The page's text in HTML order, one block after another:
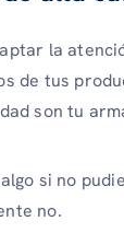
la
de tus
son tu
si no
no.